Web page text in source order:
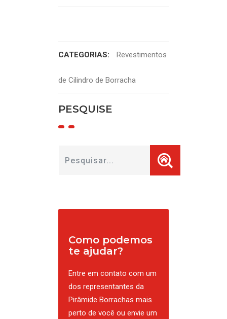
CATEGORIAS: Revestimentos
de Cilindro de Borracha
PESQUISE
Como podemos
te ajudar?
Entre em contato com um
dos representantes da
Pirâmide Borrachas mais
perto de você ou envie um